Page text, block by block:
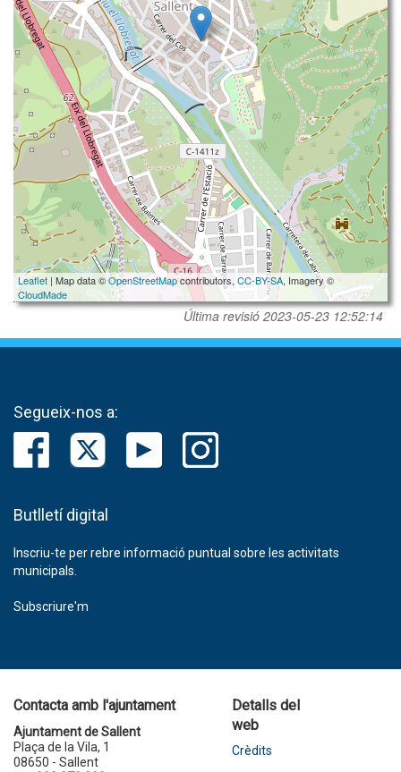
Leaflet | Map data ©OpenStreetMapcontributors, CC-BY-SA, Imagery ©
CloudMade
Última revisió 2023-05-23 12:52:14
Segueix-nos a:
Butlletí digital
Inscriu-te per rebre informació puntual sobre les activitats
municipals.
Subscriure'm
Contacta amb l'ajuntament
Ajuntament de Sallent
Plaça de la Vila, 1
08650 - Sallent
Detalls del
web
Crèdits